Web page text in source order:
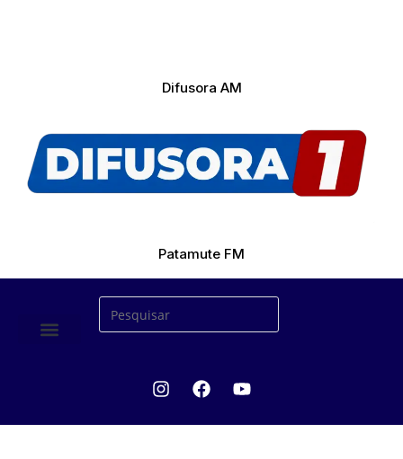
Difusora AM
Patamute FM